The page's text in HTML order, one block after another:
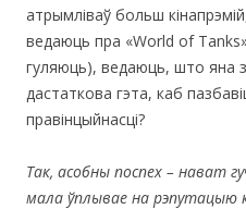
атрымліваў больш
ведаюць пра «World of
гуляюць), ведаюць, што яна
дастаткова гэта, каб
правінцыйнасці?
Так, асобны поспех – нават
мала ўплывае на рэпутацыю